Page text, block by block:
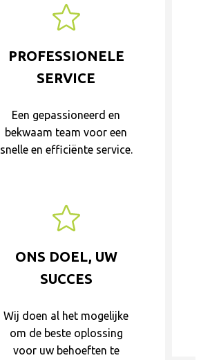
PROFESSIONELE
SERVICE
Een gepassioneerd en
bekwaam team voor een
snelle en efficiënte service.
ONS DOEL, UW
SUCCES
Wij doen al het mogelijke
om de beste oplossing
voor uw behoeften te